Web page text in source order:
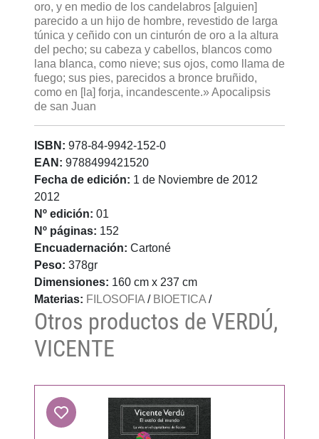
oro, y en medio de los candelabros [alguien]
parecido a un hijo de hombre, revestido de larga
túnica y ceñido con un cinturón de oro a la altura
del pecho; su cabeza y cabellos, blancos como
lana blanca, como nieve; sus ojos, como llama de
fuego; sus pies, parecidos a bronce bruñido,
como en [la] forja, incandescente.» Apocalipsis
de san Juan
ISBN: 978-84-9942-152-0
EAN: 9788499421520
Fecha de edición: 1 de Noviembre de 2012
2012
Nº edición: 01
Nº páginas: 152
Encuadernación: Cartoné
Peso: 378gr
Dimensiones: 160 cm x 237 cm
Materias: FILOSOFIA / BIOETICA /
Otros productos de VERDÚ,
VICENTE